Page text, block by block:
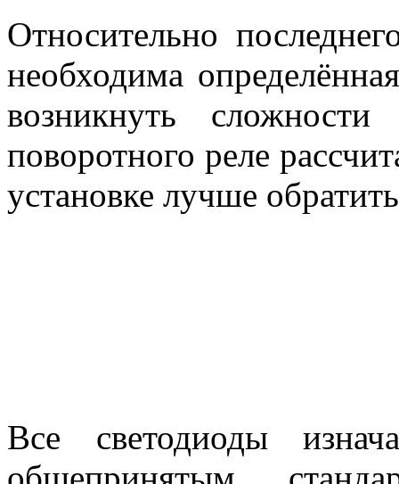
Относительно
необходима
возникнуть
поворотного реле
установке лучше
Все светодиоды